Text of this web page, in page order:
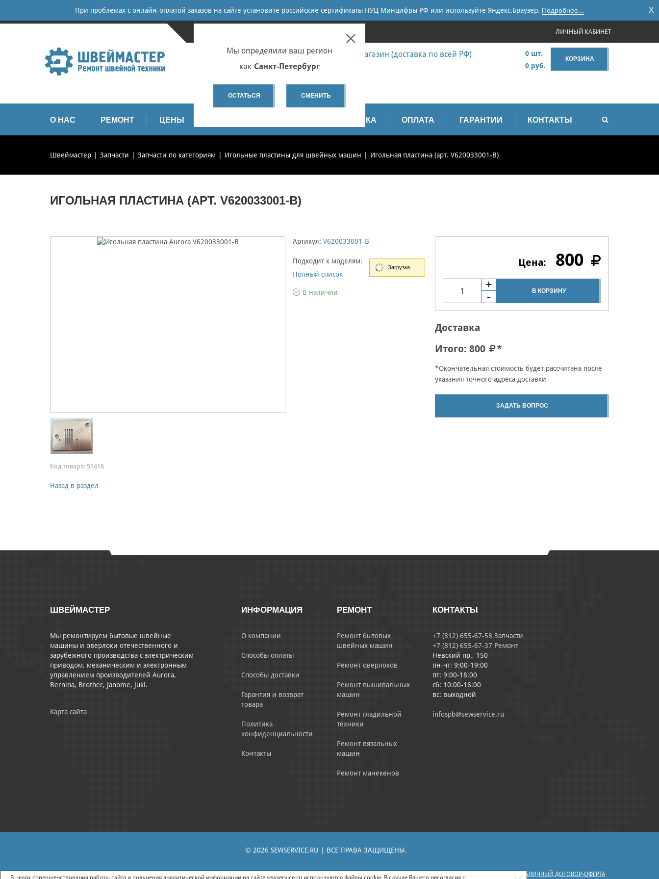
При проблемах с онлайн-оплатой заказов на сайте установите российские сертификаты НУЦ Минцифры РФ или используйте Яндекс.Браузер. Подробнее... X
Мы определили ваш регион
как Санкт-Петербург
ОСТАТЬСЯ СМЕНИТЬ
ЛИЧНЫЙ КАБИНЕТ
+7 (812) 655-67-58 Запчасти - интернет-магазин (доставка по всей РФ)
+7 (812) 655-67-37 Ремонт
infospb@sewservice.ru
КОРЗИНА
0 шт.
0 руб.
О НАС РЕМОНТ ЦЕНЫ ДОСТАВКА ОПЛАТА ГАРАНТИИ КОНТАКТЫ
Швеймастер Запчасти Запчасти по категориям Игольные пластины для швейных машин Игольная пластина (арт. V620033001-B)
ИГОЛЬНАЯ ПЛАСТИНА (АРТ. V620033001-B)
Код товара: 51416
Назад в раздел
Артикул: V620033001-B
Подходит к моделям:
Полный список
В наличии
800
В КОРЗИНУ
Доставка
Итого: 800 *
*Окончательная стоимость будет рассчитана после
указания точного адреса доставки
ЗАДАТЬ ВОПРОС
ШВЕЙМАСТЕР
Мы ремонтируем бытовые швейные
машины и оверлоки отечественного и
зарубежного производства с электрическим
приводом, механическим и электронным
управлением производителей Aurora,
Bernina, Brother, Janome, Juki.
Карта сайта
ИНФОРМАЦИЯ
О компании
Способы оплаты
Способы доставки
Гарантия и возврат
товара
Политика
конфиденциальности
Контакты
РЕМОНТ
Ремонт бытовых
швейных машин
Ремонт оверлоков
Ремонт вышивальных
машин
Ремонт гладильной
техники
Ремонт вязальных
машин
Ремонт манекенов
КОНТАКТЫ
+7 (812) 655-67-58 Запчасти
+7 (812) 655-67-37 Ремонт
Невский пр., 150
пн-чт: 9:00-19:00
пт: 9:00-18:00
сб: 10:00-16:00
вс: выходной
infospb@sewservice.ru
© 2026 SEWSERVICE.RU | ВСЕ ПРАВА ЗАЩИЩЕНЫ.
ПОЛИТИКА КОНФИДЕНЦИАЛЬНОСТИ | СОГЛАСИЕ НА ПОЛУЧЕНИЕ РЕКЛАМНО-ИНФОРМАЦИОННЫХ МАТЕРИАЛОВ | СОГЛАСИЕ НА ОБРАБОТКУ ПЕРСОНАЛЬНЫХ ДАННЫХ | ПУБЛИЧНЫЙ ДОГОВОР-ОФЕРТА
В целях совершенствования работы сайта и получения аналитической информации на сайте sewservice.ru используются файлы cookie. В случае Вашего несогласия с
Загрузка